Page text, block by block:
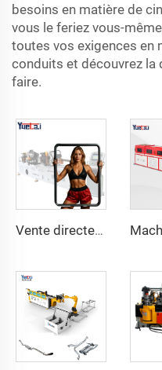
besoins en matière de
vous le feriez vous-
toutes vos exigences en
conduits et découvrez la
faire.
Vente directe d'usine Machine de cintrage de tubes hydraulique automatique à double tête CNC Machine de cintrage de tubes en acier au carbone